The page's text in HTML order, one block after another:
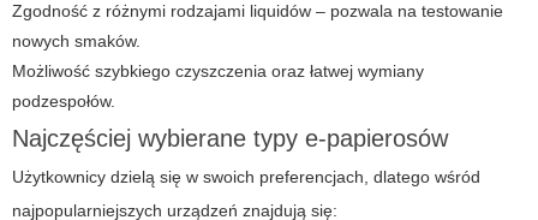
Zgodność z różnymi rodzajami liquidów – pozwala na testowanie
nowych smaków.
Możliwość szybkiego czyszczenia oraz łatwej wymiany
podzespołów.
Najczęściej wybierane typy e-papierosów
Użytkownicy dzielą się w swoich preferencjach, dlatego wśród
najpopularniejszych urządzeń znajdują się: